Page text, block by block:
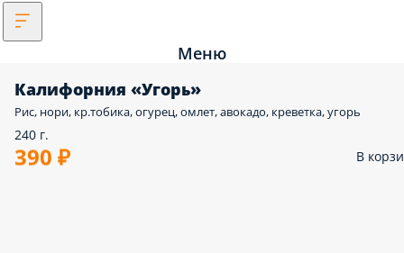
Меню
Калифорния «Угорь»
Рис, нори, кр.тобика, огурец, омлет, авокадо, креветка, угорь
240 г.
390 ₽ В